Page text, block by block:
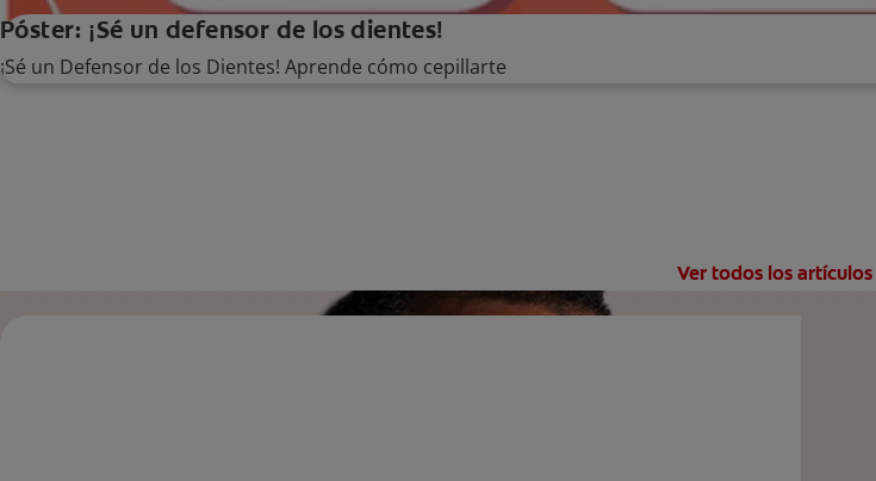
Póster: ¡Sé un defensor de los dientes!
¡Sé un Defensor de los Dientes! Aprende cómo cepillarte
Ver todos los artículos